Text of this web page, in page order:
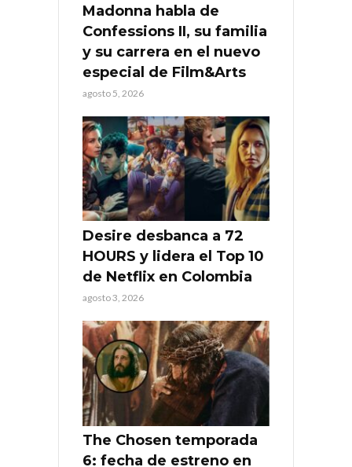
Madonna habla de
Confessions II, su familia
y su carrera en el nuevo
especial de Film&Arts
agosto 5, 2026
Desire desbanca a 72
HOURS y lidera el Top 10
de Netflix en Colombia
agosto 3, 2026
The Chosen temporada
6: fecha de estreno en